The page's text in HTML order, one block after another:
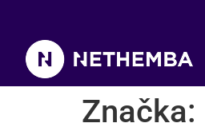
Značka: